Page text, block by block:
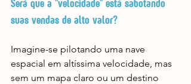
Será que a "velocidade" está sabotando
suas vendas de alto valor?
Imagine-se pilotando uma nave
espacial em altíssima velocidade, mas
sem um mapa claro ou um destino